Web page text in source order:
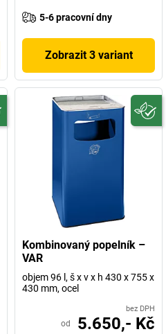
5-6 pracovní dny
Zobrazit 3 variant
Kombinovaný popelník –
VAR
objem 96 l, š x v x h 430 x 755 x
430 mm, ocel
bez DPH
od 5.650,- Kč